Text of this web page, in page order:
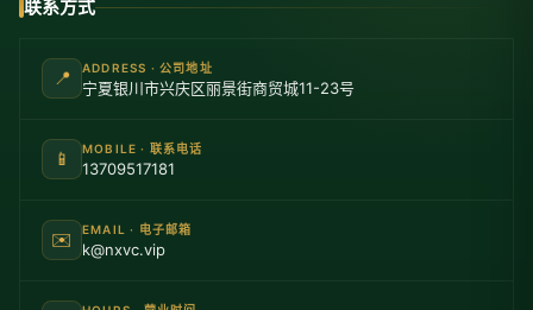
联系方式
📍 ADDRESS · 公司地址
宁夏银川市兴庆区丽景街商贸城11-23号
📱 MOBILE · 联系电话
13709517181
✉️ EMAIL · 电子邮箱
k@nxvc.vip